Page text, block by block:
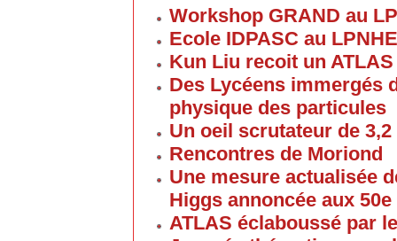
Workshop GRAND au
Ecole IDPASC au LPNHE
Kun Liu recoit un
Des Lycéens immergés
physique des particules
Un oeil scrutateur de
Rencontres de Moriond
Une mesure actualisée
Higgs annoncée aux
ATLAS éclaboussé par